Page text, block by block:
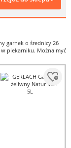
garnek o średnicy 26
piekarniku. Można myć